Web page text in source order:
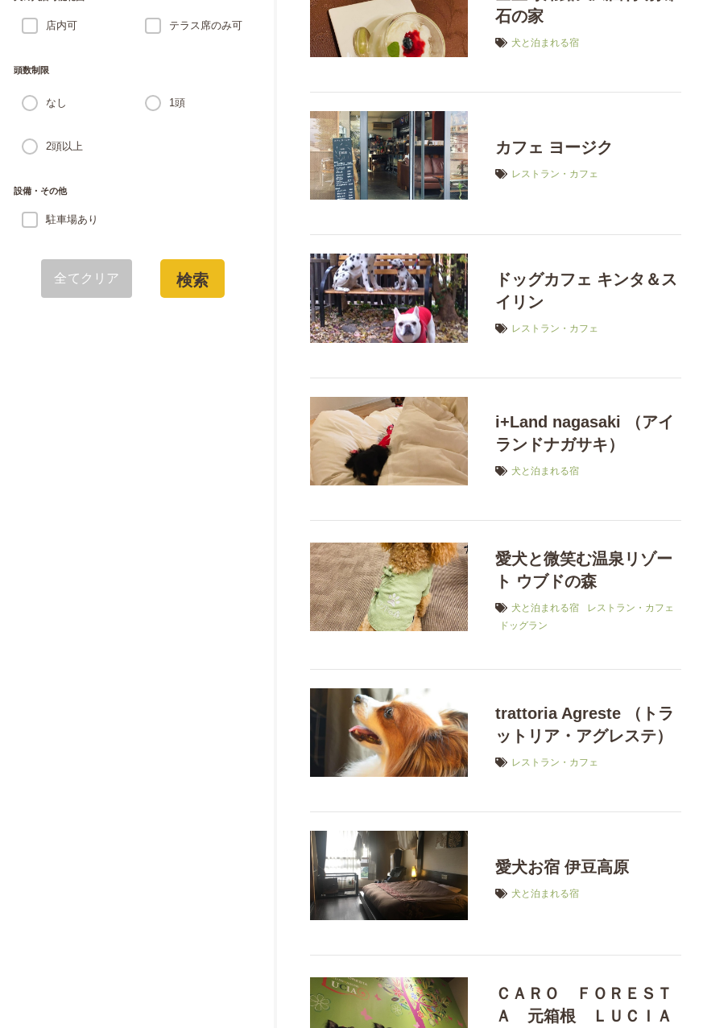
店内可 テラス席のみ可
頭数制限
なし 1頭
2頭以上
設備・その他
駐車場あり
全てクリア 検索
石の家
犬と泊まれる宿
カフェ ヨージク
レストラン・カフェ
ドッグカフェ キンタ＆ス
イリン
レストラン・カフェ
i+Land nagasaki （アイ
ランドナガサキ）
犬と泊まれる宿
愛犬と微笑む温泉リゾー
ト ウブドの森
犬と泊まれる宿
レストラン・カフェ
ドッグラン
trattoria Agreste （トラ
ットリア・アグレステ）
レストラン・カフェ
愛犬お宿 伊豆高原
犬と泊まれる宿
ＣＡＲＯ ＦＯＲＥＳＴ
Ａ 元箱根 ＬＵＣＩＡ